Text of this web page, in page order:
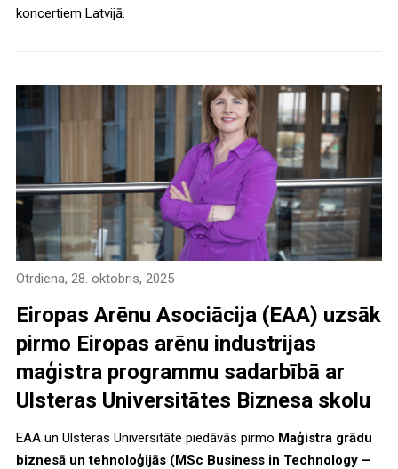
koncertiem Latvijā.
Otrdiena, 28. oktobris, 2025
Eiropas Arēnu Asociācija (EAA) uzsāk
pirmo Eiropas arēnu industrijas
maģistra programmu sadarbībā ar
Ulsteras Universitātes Biznesa skolu
EAA un Ulsteras Universitāte piedāvās pirmo Maģistra grādu
biznesā un tehnoloģijās (MSc Business in Technology –